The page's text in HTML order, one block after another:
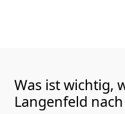
Was ist wichtig,
Langenfeld